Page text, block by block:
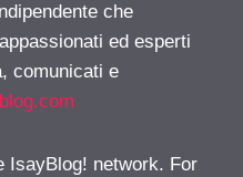
che
ed esperti
comunicati e
IsayBlog! network. For